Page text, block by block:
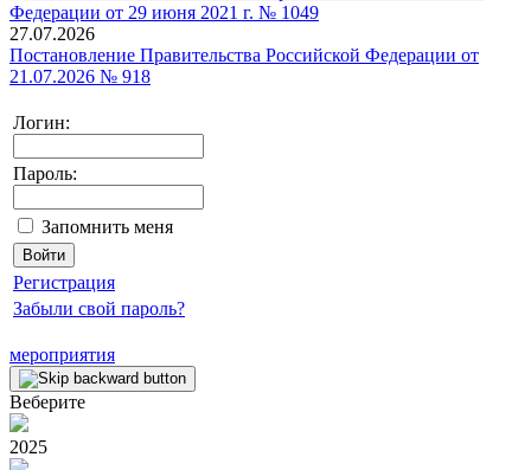
27.07.2026
Постановление Правительства Российской Федерации от
21.07.2026 № 918
Логин:
Пароль:
Запомнить меня
Регистрация
Забыли свой пароль?
мероприятия
Веберите
2025